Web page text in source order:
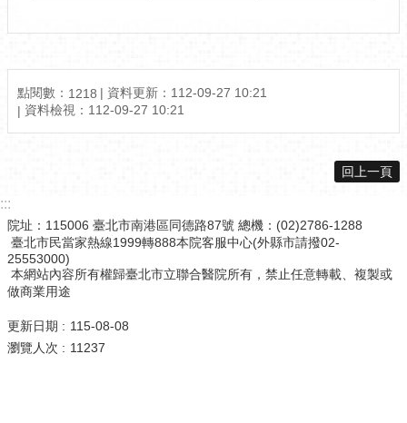
點閱數： 1218 資料更新： 112-09-27 10:21
資料檢視： 112-09-27 10:21
回上一頁
:::
院址：115006 臺北市南港區同德路87號 總機：(02)2786-1288
臺北市民當家熱線1999轉888本院客服中心(外縣市請撥02-
25553000)
本網站內容所有權歸臺北市立聯合醫院所有，禁止任意轉載、複製或
做商業用途
更新日期
115-08-08
瀏覽人次
11237